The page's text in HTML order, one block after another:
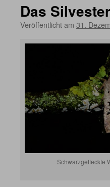
Das
Veröffentlicht am 31.
Schwarzgefleckte